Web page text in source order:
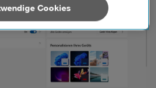
Union (z.B. in den USA)
keinem EU-konformen
stehen keine wirksamen
in Drittstaaten, die ein ähnliches
der Europäischen Union aufweisen
Cookies